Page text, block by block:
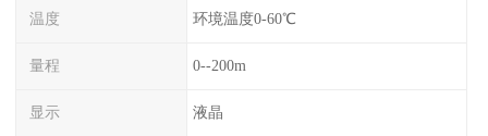
温度 环境温度0-60℃
量程 0--200m
显示 液晶